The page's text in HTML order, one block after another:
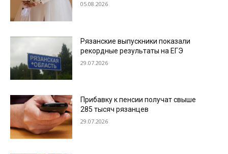
05.08.2026
Рязанские выпускники показали
рекордные результаты на ЕГЭ
29.07.2026
Прибавку к пенсии получат свыше
285 тысяч рязанцев
29.07.2026